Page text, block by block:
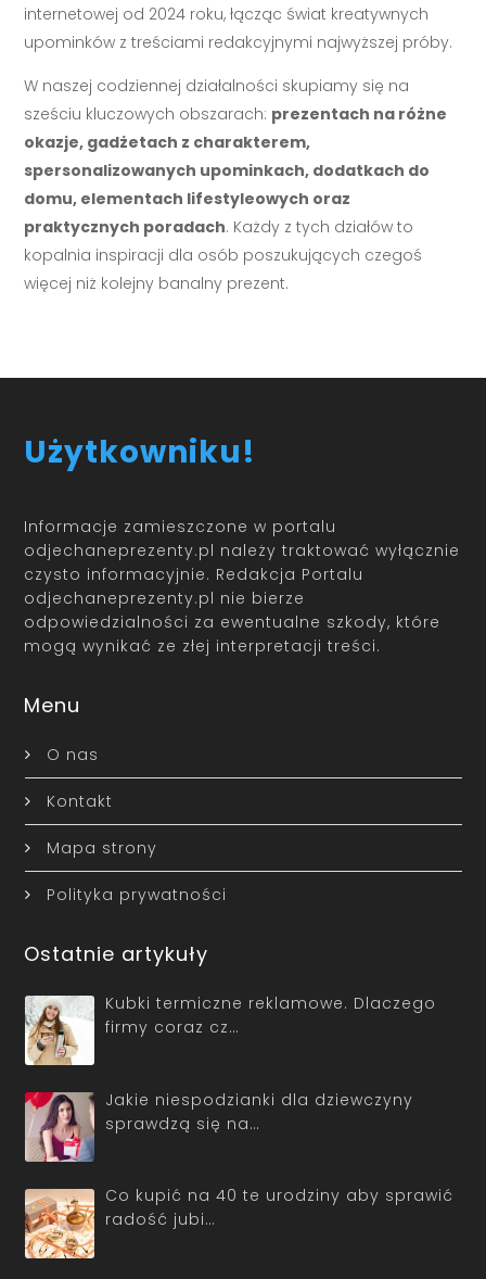
internetowej od 2024 roku, łącząc świat kreatywnych
upominków z treściami redakcyjnymi najwyższej próby.
W naszej codziennej działalności skupiamy się na
sześciu kluczowych obszarach: prezentach na różne
okazje, gadżetach z charakterem,
spersonalizowanych upominkach, dodatkach do
domu, elementach lifestyleowych oraz
praktycznych poradach. Każdy z tych działów to
kopalnia inspiracji dla osób poszukujących czegoś
więcej niż kolejny banalny prezent.
Użytkowniku!
Informacje zamieszczone w portalu
odjechaneprezenty.pl należy traktować wyłącznie
czysto informacyjnie. Redakcja Portalu
odjechaneprezenty.pl nie bierze
odpowiedzialności za ewentualne szkody, które
mogą wynikać ze złej interpretacji treści.
Menu
O nas
Kontakt
Mapa strony
Polityka prywatności
Ostatnie artykuły
Kubki termiczne reklamowe. Dlaczego
firmy coraz cz…
Jakie niespodzianki dla dziewczyny
sprawdzą się na…
Co kupić na 40 te urodziny aby sprawić
radość jubi…